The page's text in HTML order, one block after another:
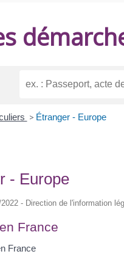
> Étranger - Europe
- Europe
- Direction de l'information
France
France